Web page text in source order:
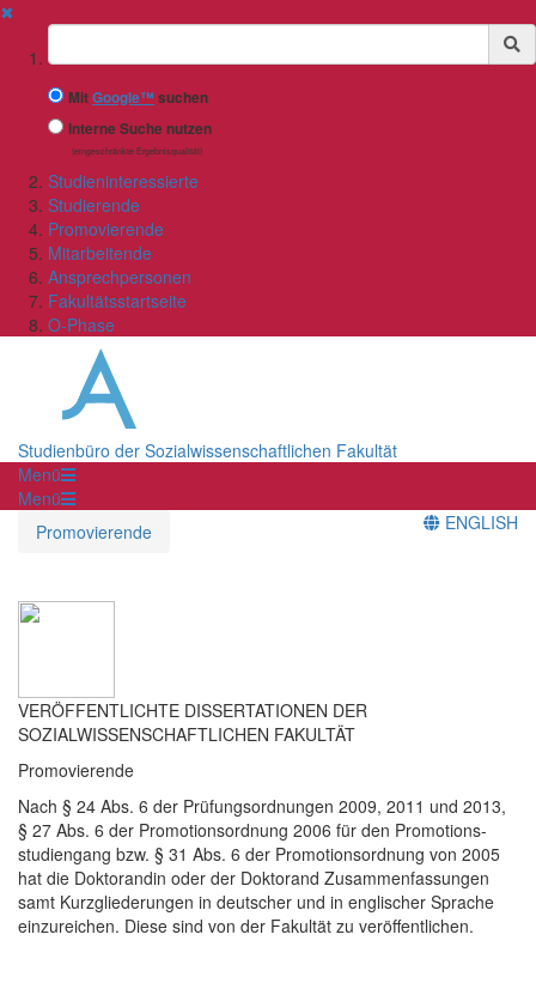
✖
Suchbegriff
MitGoogle™ suchen
Interne Suche nutzen
(eingeschränkte Ergebnisqualität)
Studieninteressierte
Studierende
Promovierende
Mitarbeitende
Ansprechpersonen
Fakultätsstartseite
O-Phase
Studienbüro der Sozialwissenschaftlichen Fakultät
Menü
Menü
Promovierende
ENGLISH
VERÖFFENTLICHTE DISSERTATIONEN DER
SOZIALWISSENSCHAFTLICHEN FAKULTÄT
Promovierende
Nach § 24 Abs. 6 der Prüfungsordnungen 2009, 2011 und 2013,
§ 27 Abs. 6 der Promotionsordnung 2006 für den Promotions-
studiengang bzw. § 31 Abs. 6 der Promotionsordnung von 2005
hat die Doktorandin oder der Doktorand Zusammenfassungen
samt Kurzgliederungen in deutscher und in englischer Sprache
einzureichen. Diese sind von der Fakultät zu veröffentlichen.